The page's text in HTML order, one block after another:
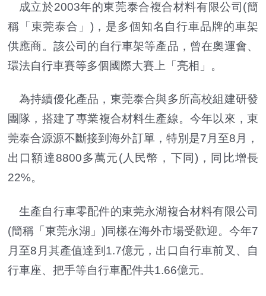
成立於2003年的東莞泰合複合材料有限公司(簡
稱「東莞泰合」)，是多個知名自行車品牌的車架
供應商。該公司的自行車架等產品，曾在奧運會、
環法自行車賽等多個國際大賽上「亮相」。
為持續優化產品，東莞泰合與多所高校組建研發
團隊，搭建了專業複合材料生產線。今年以來，東
莞泰合源源不斷接到海外訂單，特別是7月至8月，
出口額達8800多萬元(人民幣，下同)，同比增長
22%。
生產自行車零配件的東莞永湖複合材料有限公司
(簡稱「東莞永湖」)同樣在海外市場受歡迎。今年7
月至8月其產值達到1.7億元，出口自行車前叉、自
行車座、把手等自行車配件共1.66億元。